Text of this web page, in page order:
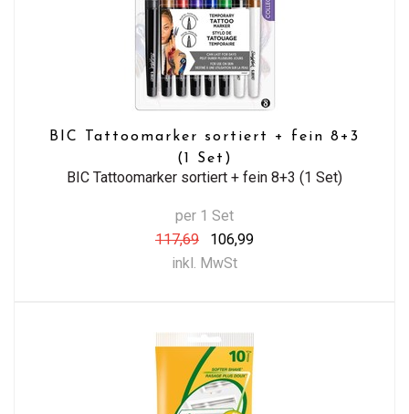
BIC Tattoomarker sortiert + fein 8+3
(1 Set)
BIC Tattoomarker sortiert + fein 8+3 (1 Set)
per 1 Set
117,69
106,99
inkl. MwSt